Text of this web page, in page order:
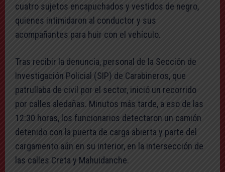
cuatro sujetos encapuchados y vestidos de negro,
quienes intimidaron al conductor y sus
acompañantes para huir con el vehículo.
Tras recibir la denuncia, personal de la Sección de
Investigación Policial (SIP) de Carabineros, que
patrullaba de civil por el sector, inició un recorrido
por calles aledañas. Minutos más tarde, a eso de las
12:30 horas, los funcionarios detectaron un camión
detenido con la puerta de carga abierta y parte del
cargamento aún en su interior, en la intersección de
las calles Creta y Mahuidanche.